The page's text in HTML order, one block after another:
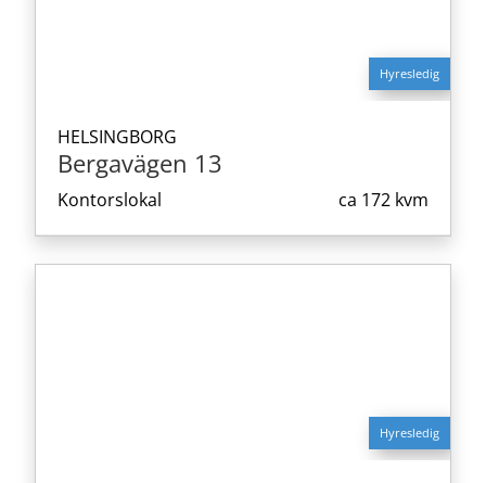
Hyresledig
HELSINGBORG
Bergavägen 13
Kontorslokal ca 172 kvm
Hyresledig